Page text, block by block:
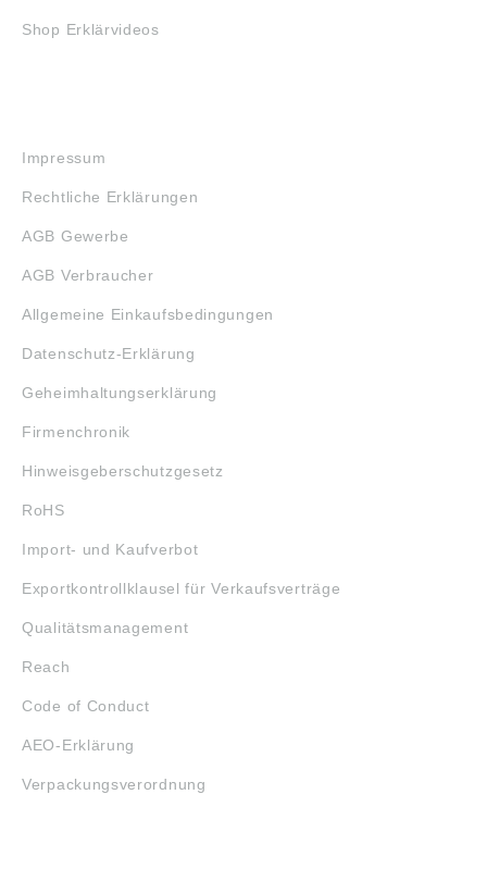
Shop Erklärvideos
Impressum
Rechtliche Erklärungen
AGB Gewerbe
AGB Verbraucher
Allgemeine Einkaufsbedingungen
Datenschutz-Erklärung
Geheimhaltungserklärung
Firmenchronik
Hinweisgeberschutzgesetz
RoHS
Import- und Kaufverbot
Exportkontrollklausel für Verkaufsverträge
Qualitätsmanagement
Reach
Code of Conduct
AEO-Erklärung
Verpackungsverordnung